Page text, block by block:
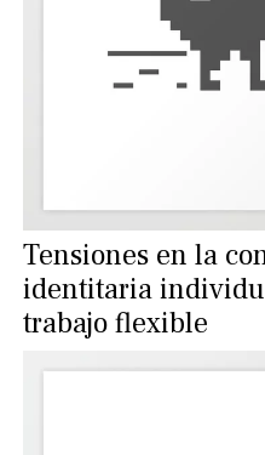
Tensiones en la
identitaria
trabajo flexible